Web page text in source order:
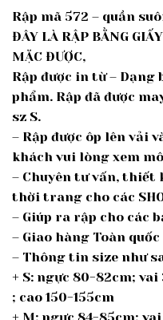
Rập mã 572 – quần
ĐÂY LÀ RẬP BẰNG
MẶC ĐƯỢC,
Rập được in từ – Dạng
phẩm. Rập đã được
sz S.
– Rập được ôp lên vải
khách vui lòng xem
– Chuyên tư vấn, thiết
thời trang cho các
– Giúp ra rập cho các
– Giao hàng Toàn
– Thông tin size như
+ S: ngực 80-82cm;
; cao 150-155cm